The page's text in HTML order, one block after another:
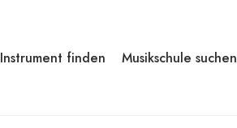
Instrument finden Musikschule suchen